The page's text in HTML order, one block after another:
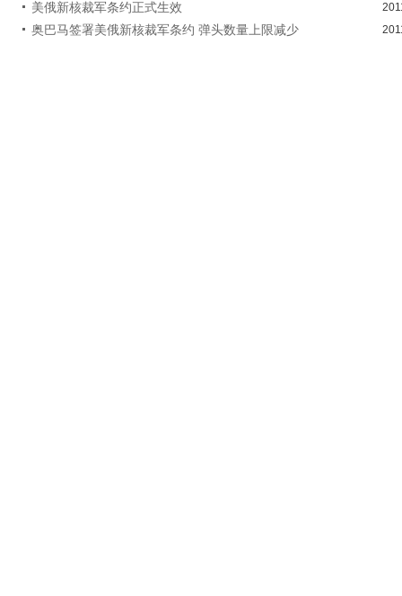
美俄新核裁军条约正式生效
奥巴马签署美俄新核裁军条约 弹头数量上限减少